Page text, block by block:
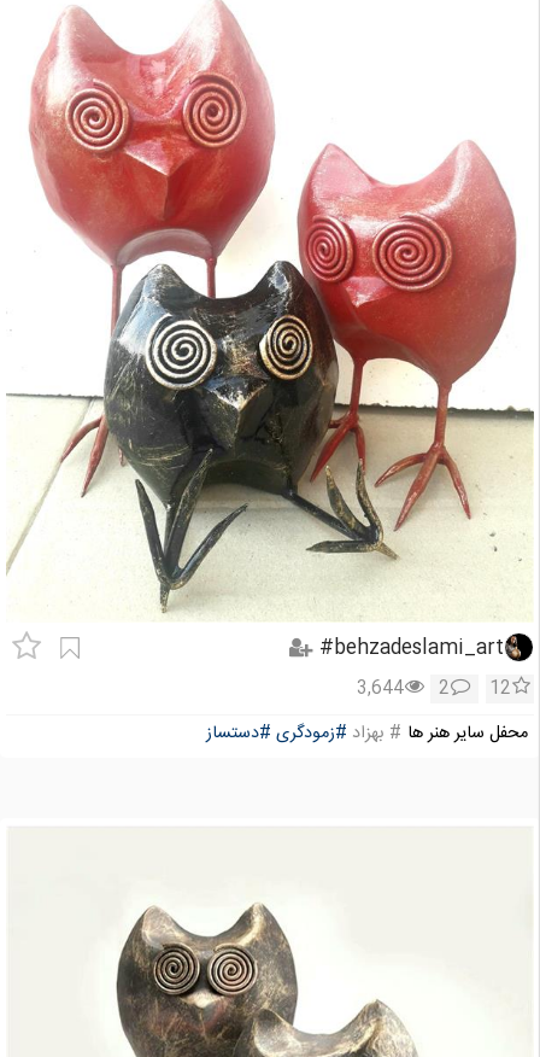
behzadeslami_art#
12
2
3,644
محفل سایر هنر ها # بهزاد #زمودگری #دستساز